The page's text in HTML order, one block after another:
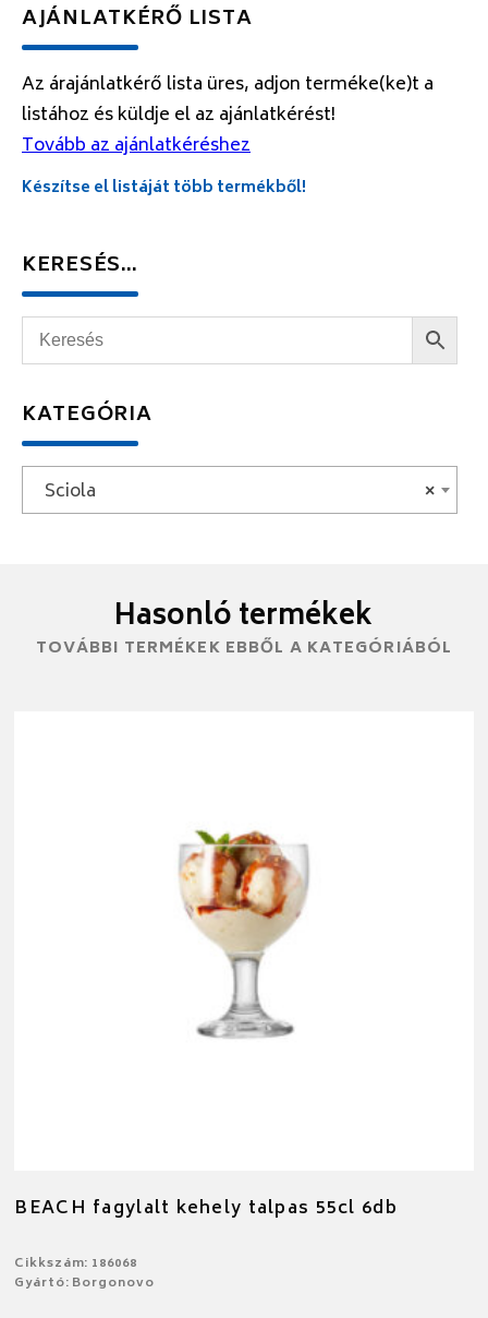
AJÁNLATKÉRŐ LISTA
Az árajánlatkérő lista üres, adjon terméke(ke)t a
listához és küldje el az ajánlatkérést!
Tovább az ajánlatkéréshez
Készítse el listáját több termékből!
KERESÉS…
KATEGÓRIA
×
Sciola
Hasonló termékek
TOVÁBBI TERMÉKEK EBBŐL A KATEGÓRIÁBÓL
BEACH fagylalt kehely talpas 55cl 6db
Cikkszám: 186068
Gyártó: Borgonovo